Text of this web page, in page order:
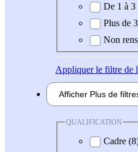
De 1 à 3
Plus de
Non
Appliquerle filtre de
Afficher Plus de
QUALIFICATION
Cadre